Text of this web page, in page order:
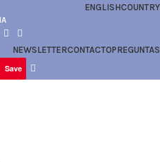
ENGLISHCOUNTRY
NEWSLETTERCONTACTOPREGUNTAS
Save